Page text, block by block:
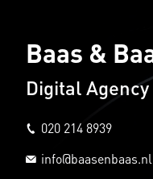
Baas &
Digital Agency
020 214 8939
info@baasenbaas.nl